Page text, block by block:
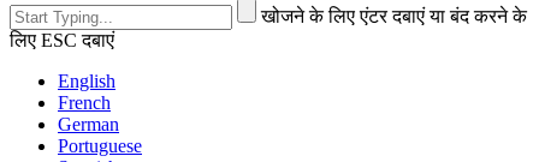
खोजने के लिए एंटर दबाएं या बंद करने के
लिए ESC दबाएं
English
French
German
Portuguese